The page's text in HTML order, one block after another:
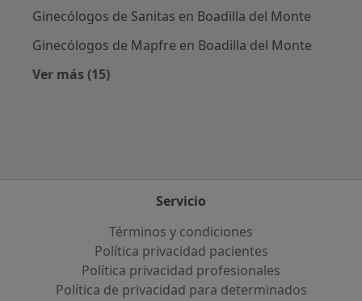
Ginecólogos de Sanitas en Boadilla del Monte
Ginecólogos de Mapfre en Boadilla del Monte
Ver más (15)
Servicio
Términos y condiciones
Política privacidad pacientes
Política privacidad profesionales
Política de privacidad para determinados